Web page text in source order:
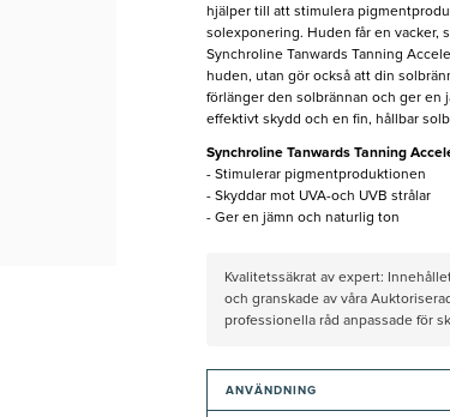
hjälper till att stimulera
solexponering. Huden får en vacker,
Synchroline Tanwards Tanning
huden, utan gör också att din
förlänger den solbrännan och ger en
effektivt skydd och en fin, hållbar
Synchroline Tanwards Tanning
- Stimulerar pigmentproduktionen
- Skyddar mot UVA-och UVB strålar
- Ger en jämn och naturlig ton
Kvalitetssäkrat av expert:
och granskade av våra
professionella råd anpassade för
ANVÄNDNING